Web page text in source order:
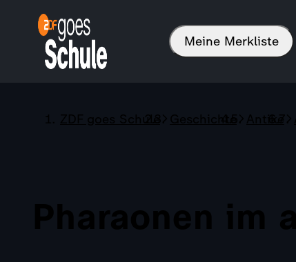
Meine Merkliste
ZDF goes Schule Geschichte Antike
Pharaonen im